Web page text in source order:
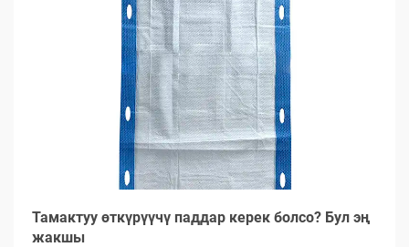
Тамактуу өткүрүүчү паддар керек болсо? Бул эң
жакшы